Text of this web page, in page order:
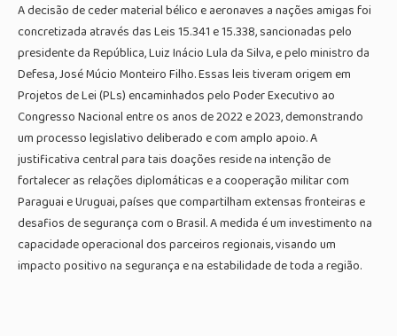
A decisão de ceder material bélico e aeronaves a nações amigas foi
concretizada através das Leis 15.341 e 15.338, sancionadas pelo
presidente da República, Luiz Inácio Lula da Silva, e pelo ministro da
Defesa, José Múcio Monteiro Filho. Essas leis tiveram origem em
Projetos de Lei (PLs) encaminhados pelo Poder Executivo ao
Congresso Nacional entre os anos de 2022 e 2023, demonstrando
um processo legislativo deliberado e com amplo apoio. A
justificativa central para tais doações reside na intenção de
fortalecer as relações diplomáticas e a cooperação militar com
Paraguai e Uruguai, países que compartilham extensas fronteiras e
desafios de segurança com o Brasil. A medida é um investimento na
capacidade operacional dos parceiros regionais, visando um
impacto positivo na segurança e na estabilidade de toda a região.